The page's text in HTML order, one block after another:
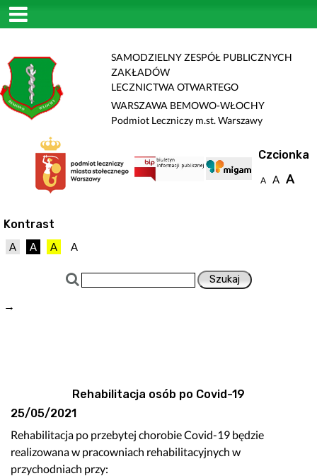
SAMODZIELNY ZESPÓŁ PUBLICZNYCH
ZAKŁADÓW
LECZNICTWA OTWARTEGO
WARSZAWA BEMOWO-WŁOCHY
Podmiot Leczniczy m.st. Warszawy
Czcionka
A A A
Kontrast
A A A A
→
Rehabilitacja osób po Covid-19
25/05/2021
Rehabilitacja po przebytej chorobie Covid-19 będzie
realizowana w pracowniach rehabilitacyjnych w
przychodniach przy: